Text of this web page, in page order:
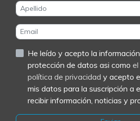
He leído y acepto la información básica sobre
protección de datos asi como
política de privacidad y acepto
mis datos para la suscripción a
recibir información, noticias y